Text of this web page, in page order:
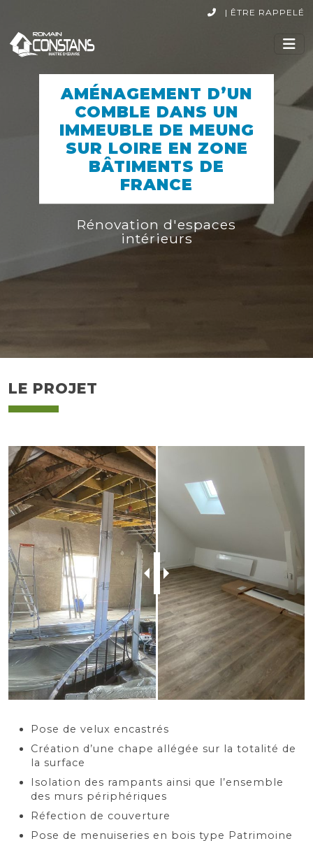
| ÊTRE RAPPELÉ
AMÉNAGEMENT D’UN
COMBLE DANS UN
IMMEUBLE DE MEUNG
SUR LOIRE EN ZONE
BÂTIMENTS DE
FRANCE
Rénovation d'espaces
intérieurs
LE PROJET
Pose de velux encastrés
Création d’une chape allégée sur la totalité de
la surface
Isolation des rampants ainsi que l’ensemble
des murs périphériques
Réfection de couverture
Pose de menuiseries en bois type Patrimoine